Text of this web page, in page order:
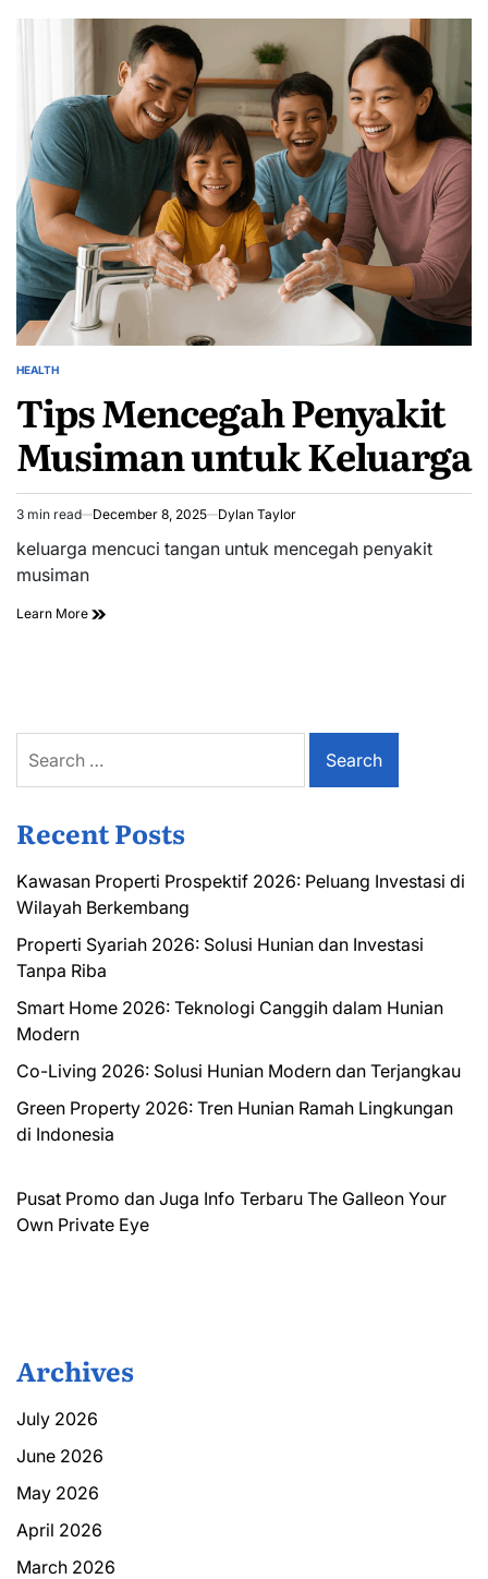
POSTED
HEALTH
Tips Mencegah Penyakit
Musiman untuk Keluarga
Estimated
read
time
3 min read December 8, 2025 Dylan Taylor
keluarga mencuci tangan untuk mencegah penyakit
musiman
Learn More
for:
Recent Posts
Kawasan Properti Prospektif 2026: Peluang Investasi di
Wilayah Berkembang
Properti Syariah 2026: Solusi Hunian dan Investasi
Tanpa Riba
Smart Home 2026: Teknologi Canggih dalam Hunian
Modern
Co-Living 2026: Solusi Hunian Modern dan Terjangkau
Green Property 2026: Tren Hunian Ramah Lingkungan
di Indonesia
Pusat Promo dan Juga Info Terbaru The Galleon Your
Own Private Eye
Archives
July 2026
June 2026
May 2026
April 2026
March 2026